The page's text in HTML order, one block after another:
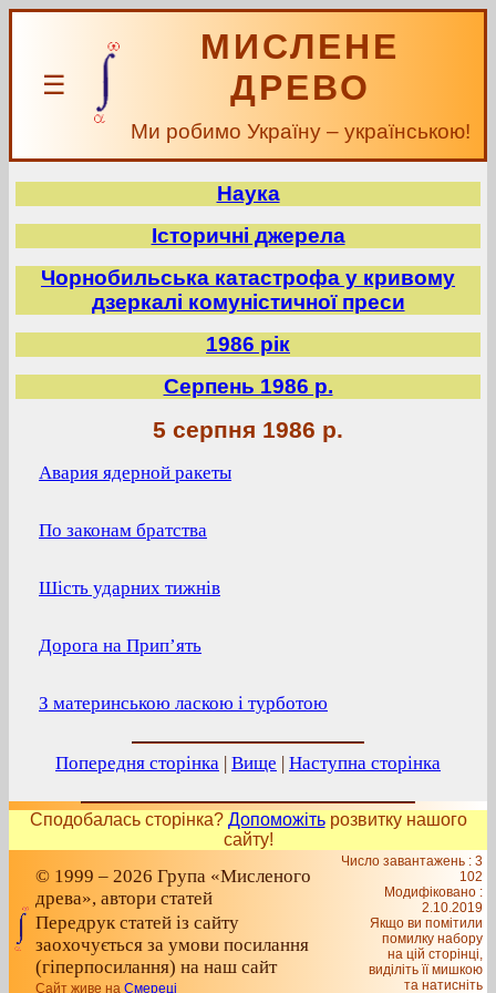
☰
МИСЛЕНЕ
ДРЕВО
Ми робимо Україну – українською!
Наука
Історичні джерела
Чорнобильська катастрофа у кривому
дзеркалі комуністичної преси
1986 рік
Серпень 1986 р.
5 серпня 1986 р.
Авария ядерной ракеты
По законам братства
Шість ударних тижнів
Дорога на Прип’ять
З материнською ласкою і турботою
Попередня сторінка | Вище | Наступна сторінка
Сподобалась сторінка? Допоможітьрозвитку нашого
сайту!
© 1999 – 2026 Група «Мисленого
древа», автори статей
Передрук статей із сайту
заохочується за умови посилання
(гіперпосилання) на наш сайт
Сайт живе на Смереці
Число завантажень : 3
102
Модифіковано :
2.10.2019
Якщо ви помітили
помилку набору
на цiй сторiнцi,
видiлiть її мишкою
та натисніть